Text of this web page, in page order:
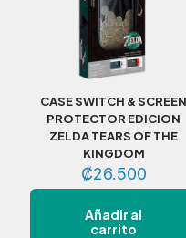
CASE SWITCH & SCREEN
PROTECTOR EDICION
ZELDA TEARS OF THE
KINGDOM
₡26.500
Añadir al
carrito